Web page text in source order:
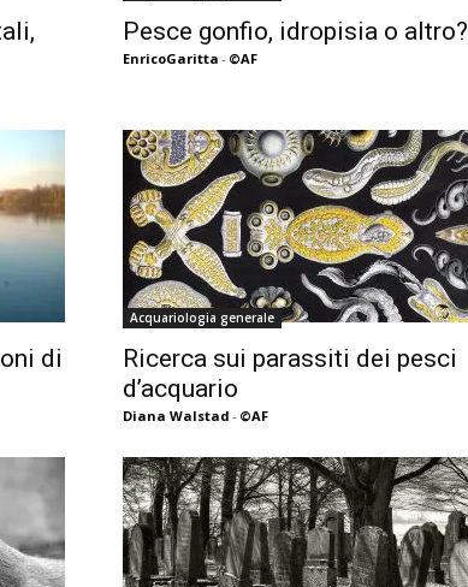
Pesce gonfio, idropisia o altro?
EnricoGaritta - ©AF
di
Acquariologia generale
Ricerca sui parassiti dei pesci
d’acquario
Diana Walstad - ©AF